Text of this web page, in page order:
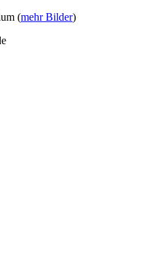
(mehr Bilder)